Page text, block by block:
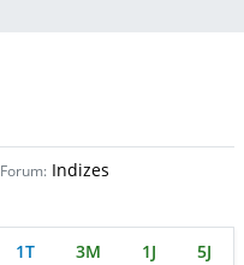
Forum: Indizes
1T 3M 1J 5J